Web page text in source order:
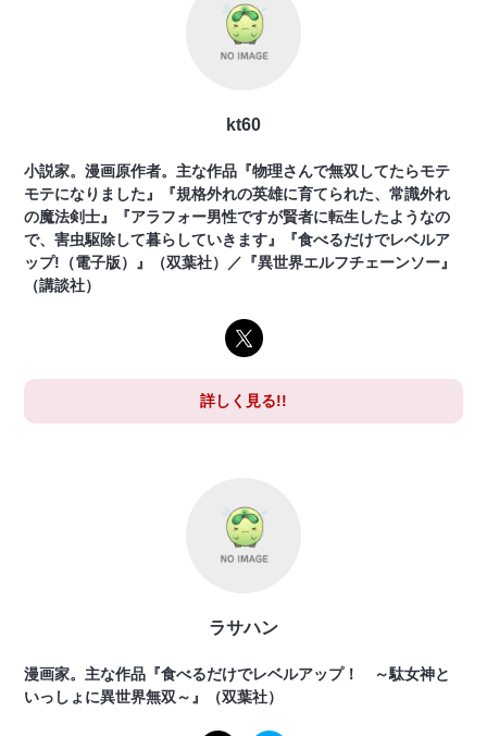
kt60
小説家。漫画原作者。主な作品『物理さんで無双してたらモテ
モテになりました』『規格外れの英雄に育てられた、常識外れ
の魔法剣士』『アラフォー男性ですが賢者に転生したようなの
で、害虫駆除して暮らしていきます』『食べるだけでレベルア
ップ!（電子版）』（双葉社）／『異世界エルフチェーンソー』
（講談社）
詳しく見る!!
ラサハン
漫画家。主な作品『食べるだけでレベルアップ！ ～駄女神と
いっしょに異世界無双～』（双葉社）